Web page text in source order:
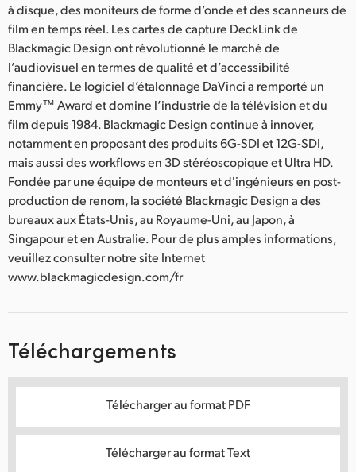
à disque, des moniteurs de forme d’onde et des scanneurs de
film en temps réel. Les cartes de capture DeckLink de
Blackmagic Design ont révolutionné le marché de
l’audiovisuel en termes de qualité et d’accessibilité
financière. Le logiciel d’étalonnage DaVinci a remporté un
Emmy™ Award et domine l’industrie de la télévision et du
film depuis 1984. Blackmagic Design continue à innover,
notamment en proposant des produits 6G-SDI et 12G-SDI,
mais aussi des workflows en 3D stéréoscopique et Ultra HD.
Fondée par une équipe de monteurs et d'ingénieurs en post-
production de renom, la société Blackmagic Design a des
bureaux aux États-Unis, au Royaume-Uni, au Japon, à
Singapour et en Australie. Pour de plus amples informations,
veuillez consulter notre site Internet
www.blackmagicdesign.com/fr
Téléchargements
Télécharger au format PDF
Télécharger au format Text